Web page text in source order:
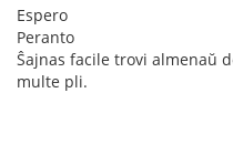
Espero
Peranto
Ŝajnas facile trovi almenaŭ
multe pli.